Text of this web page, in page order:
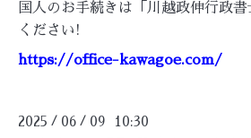
国人のお手続きは「川越政伸行政
ください!
https://office-kawagoe.com/
2025 / 06 / 09 10:30